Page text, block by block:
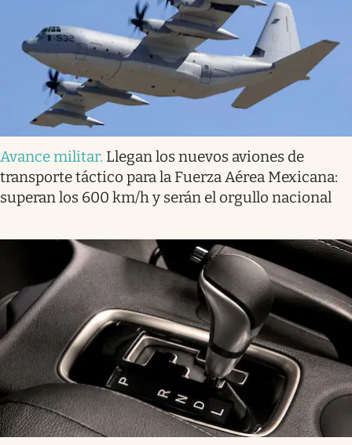
Avance militar. Llegan los nuevos aviones de
transporte táctico para la Fuerza Aérea Mexicana:
superan los 600 km/h y serán el orgullo nacional